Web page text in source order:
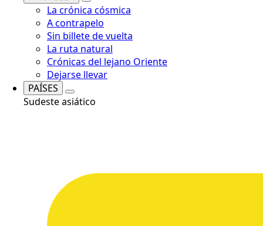
La crónica cósmica
A contrapelo
Sin billete de vuelta
La ruta natural
Crónicas del lejano Oriente
Dejarse llevar
PAÍSES
Sudeste asiático